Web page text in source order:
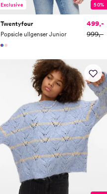
Exclusive 50%
Twentyfour
Popsicle ullgenser Junior
499,-
999,-